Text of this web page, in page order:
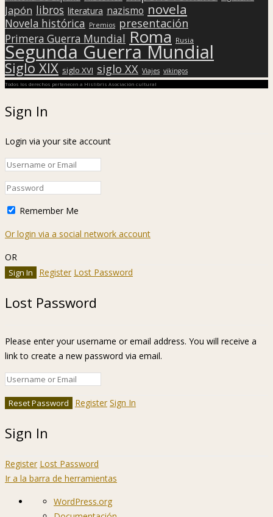
Japón libros literatura nazismo novela
Novela histórica Premios presentación
Primera Guerra Mundial Roma Rusia
Segunda Guerra Mundial
Siglo XIX siglo XVI siglo XX Viajes vikingos
Todos los derechos pertenecen a Hislibris Asociación cultural
Sign In
Login via your site account
Remember Me
Or login via a social network account
OR
Register Lost Password
Lost Password
Please enter your username or email address. You will receive a
link to create a new password via email.
Register Sign In
Sign In
Register Lost Password
Ir a la barra de herramientas
AcercaWordPress.org